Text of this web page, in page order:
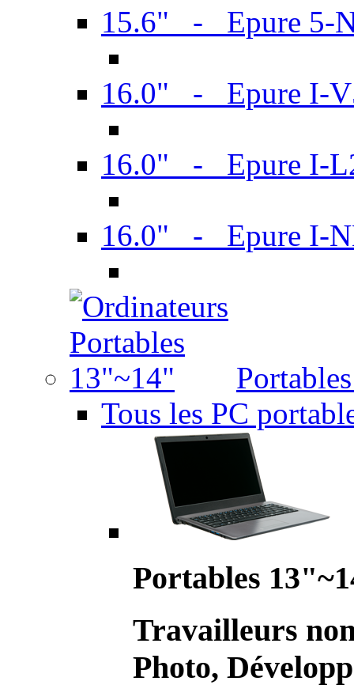
15.6" - Epure 5-
16.0" - Epure I-
16.0" - Epure I-
16.0" - Epure I-
Tous les PC
Portables
Travailleurs
Photo,